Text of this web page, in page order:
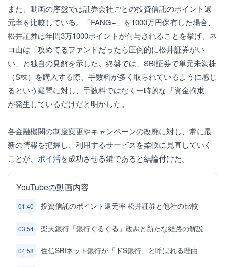
また、動画の序盤では証券会社ごとの投資信託のポイント還
元率を比較している。「FANG+」を1000万円保有した場合、
松井証券は年間3万1000ポイントが付与されることを挙げ、ネ
コ山は「攻めてるファンドだったら圧倒的に松井証券がい
い」と独自の見解を示した。終盤では、SBI証券で単元未満株
（S株）を購入する際、手数料が多く取られているように感じ
るという疑問に対し、手数料ではなく一時的な「資金拘束」
が発生しているだけだと明かした。
各金融機関の制度変更やキャンペーンの改廃に対し、常に最
新の情報を把握し、利用するサービスを柔軟に見直していく
ことが、 ポイ活を成功させる鍵であると結論付けた。
YouTubeの動画内容
01:40 投資信託のポイント還元率 松井証券と他社の比較
03:54 楽天銀行「銀行ぐるぐる」改悪と新たな経路の解説
04:58 住信SBIネット銀行が「ドS銀行」と呼ばれる理由